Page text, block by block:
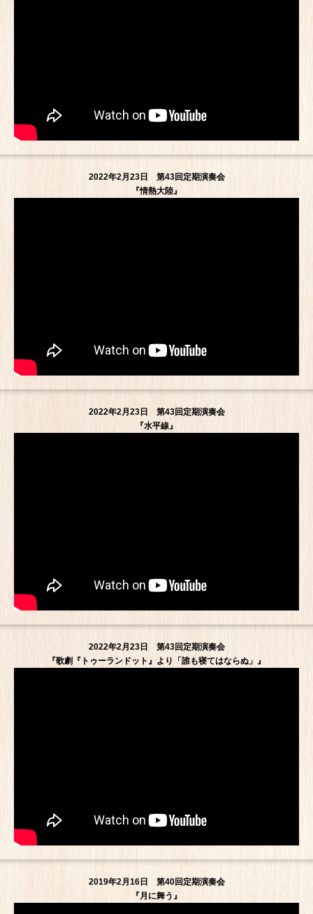
2022年2月23日 第43回定期演奏会
『情熱大陸』
2022年2月23日 第43回定期演奏会
『水平線』
2022年2月23日 第43回定期演奏会
『歌劇『トゥーランドット』より「誰も寝てはならぬ」』
2019年2月16日 第40回定期演奏会
『月に舞う』